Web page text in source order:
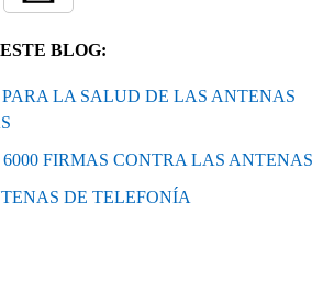
BLOG:
LA SALUD DE LAS ANTENAS
FIRMAS CONTRA LAS ANTENAS
DE TELEFONÍA